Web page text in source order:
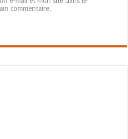
commentaire.